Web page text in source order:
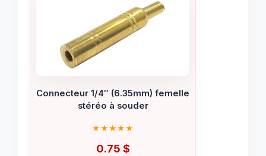
Connecteur 1/4″ (6.35mm) femelle
stéréo à souder
0.75 $